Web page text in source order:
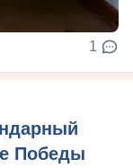
1
Победы